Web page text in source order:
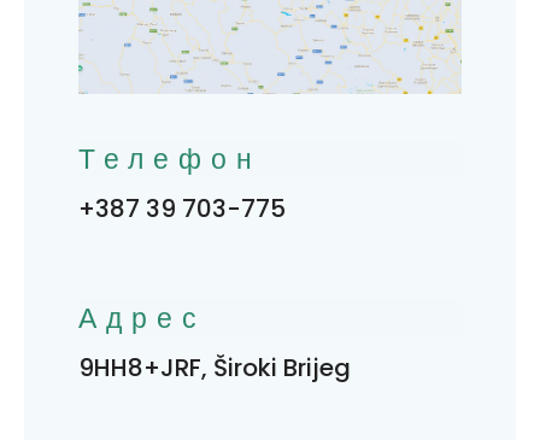
Телефон
+387 39 703-775
Адрес
9HH8+JRF, Široki Brijeg